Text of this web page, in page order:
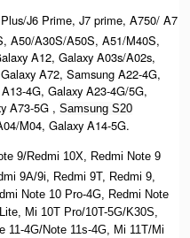
J6 Prime, J7 prime, A750/ A7
A50/A30S/A50S, A51/M40S,
A12, Galaxy A03s/A02s,
A72, Samsung A22-4G,
4G, Galaxy A23-4G/5G,
A73-5G , Samsung S20
M04, Galaxy A14-5G.
9/Redmi 10X, Redmi Note 9
9A/9i, Redmi 9T, Redmi 9,
Note 10 Pro-4G, Redmi Note
Mi 10T Pro/10T-5G/K30S,
11-4G/Note 11s-4G, Mi 11T/Mi